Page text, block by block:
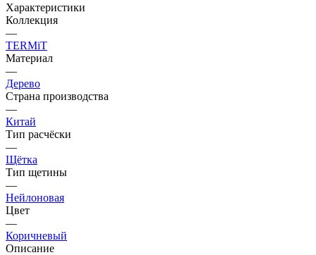
Характеристики
Коллекция
—
TERMiT
Материал
—
Дерево
Страна производства
—
Китай
Тип расчёски
—
Щётка
Тип щетины
—
Нейлоновая
Цвет
—
Коричневый
Описание